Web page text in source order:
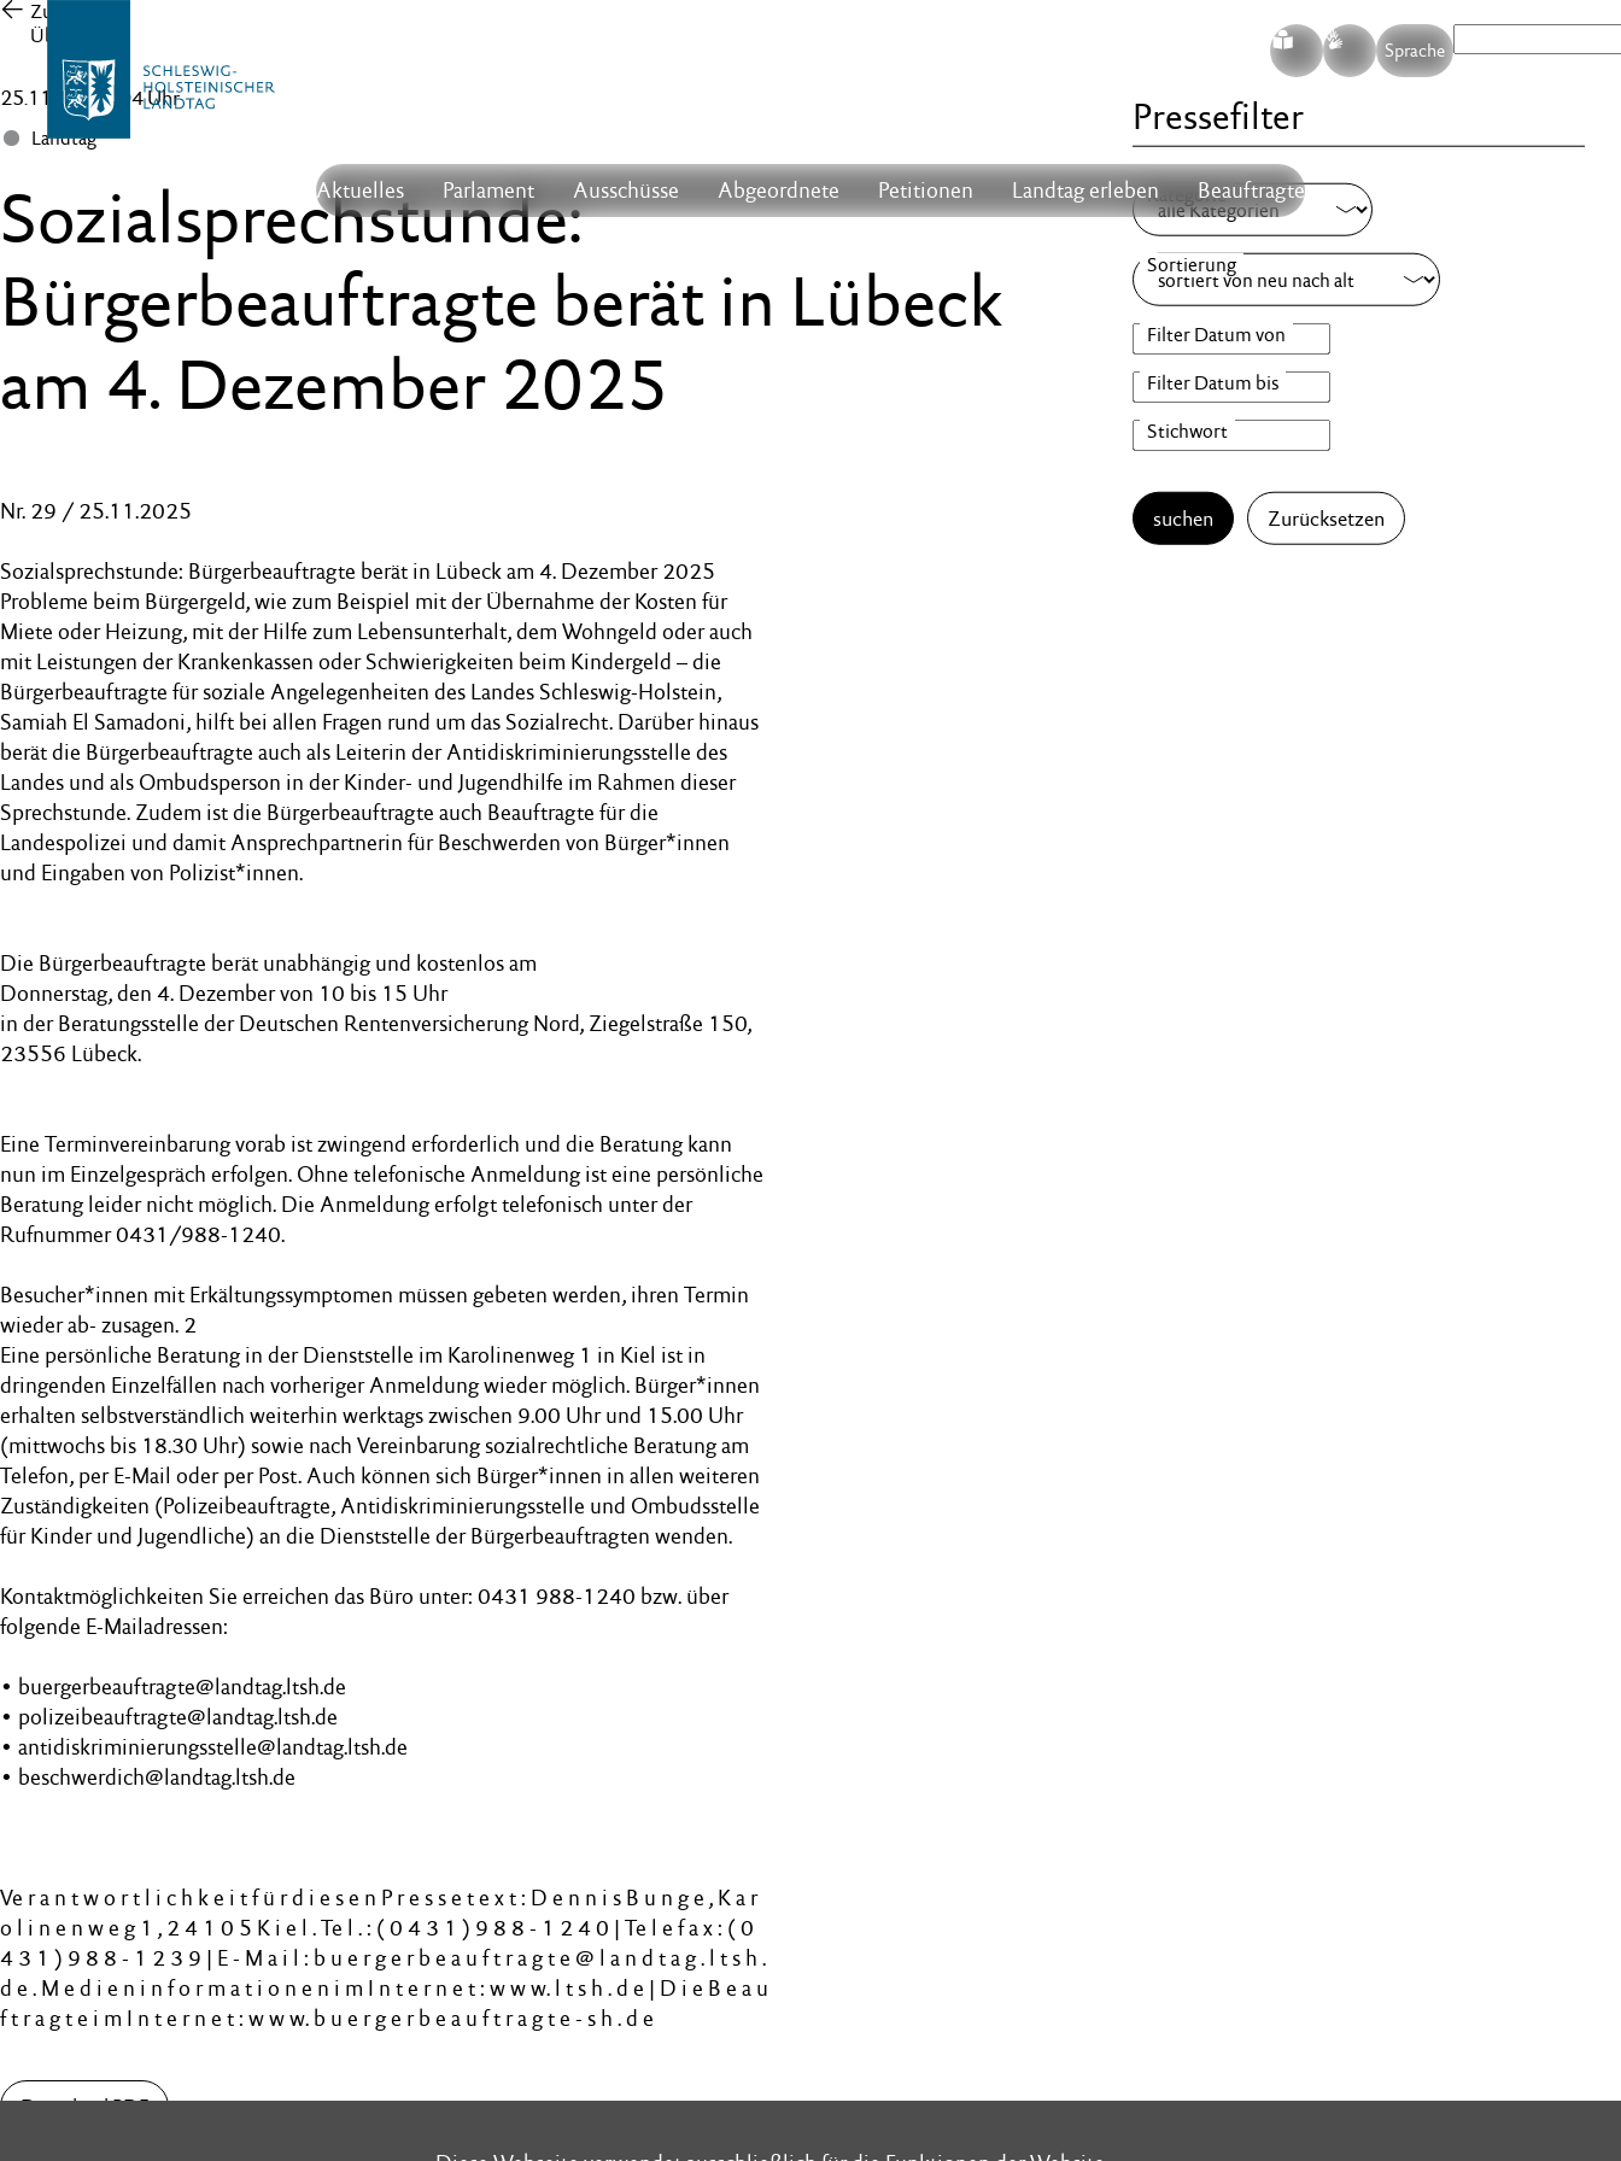
S G Sprache
Aktuelles Parlament Ausschüsse Abgeordnete Petitionen Landtag erleben Beauftragte
Zur
Übersicht
25.11.25 , 08:04 Uhr
Landtag
Sozialsprechstunde:
Bürgerbeauftragte berät in Lübeck
am 4. Dezember 2025
Nr. 29 / 25.11.2025
Sozialsprechstunde: Bürgerbeauftragte berät in Lübeck am 4. Dezember 2025
Probleme beim Bürgergeld, wie zum Beispiel mit der Übernahme der Kosten für
Miete oder Heizung, mit der Hilfe zum Lebensunterhalt, dem Wohngeld oder auch
mit Leistungen der Krankenkassen oder Schwierigkeiten beim Kindergeld – die
Bürgerbeauftragte für soziale Angelegenheiten des Landes Schleswig-Holstein,
Samiah El Samadoni, hilft bei allen Fragen rund um das Sozialrecht. Darüber hinaus
berät die Bürgerbeauftragte auch als Leiterin der Antidiskriminierungsstelle des
Landes und als Ombudsperson in der Kinder- und Jugendhilfe im Rahmen dieser
Sprechstunde. Zudem ist die Bürgerbeauftragte auch Beauftragte für die
Landespolizei und damit Ansprechpartnerin für Beschwerden von Bürger*innen
und Eingaben von Polizist*innen.
Die Bürgerbeauftragte berät unabhängig und kostenlos am
Donnerstag, den 4. Dezember von 10 bis 15 Uhr
in der Beratungsstelle der Deutschen Rentenversicherung Nord, Ziegelstraße 150,
23556 Lübeck.
Eine Terminvereinbarung vorab ist zwingend erforderlich und die Beratung kann
nun im Einzelgespräch erfolgen. Ohne telefonische Anmeldung ist eine persönliche
Beratung leider nicht möglich. Die Anmeldung erfolgt telefonisch unter der
Rufnummer 0431/988-1240.
Besucher*innen mit Erkältungssymptomen müssen gebeten werden, ihren Termin
wieder ab- zusagen. 2
Eine persönliche Beratung in der Dienststelle im Karolinenweg 1 in Kiel ist in
dringenden Einzelfällen nach vorheriger Anmeldung wieder möglich. Bürger*innen
erhalten selbstverständlich weiterhin werktags zwischen 9.00 Uhr und 15.00 Uhr
(mittwochs bis 18.30 Uhr) sowie nach Vereinbarung sozialrechtliche Beratung am
Telefon, per E-Mail oder per Post. Auch können sich Bürger*innen in allen weiteren
Zuständigkeiten (Polizeibeauftragte, Antidiskriminierungsstelle und Ombudsstelle
für Kinder und Jugendliche) an die Dienststelle der Bürgerbeauftragten wenden.
Kontaktmöglichkeiten Sie erreichen das Büro unter: 0431 988-1240 bzw. über
folgende E-Mailadressen:
• buergerbeauftragte@landtag.ltsh.de
• polizeibeauftragte@landtag.ltsh.de
• antidiskriminierungsstelle@landtag.ltsh.de
• beschwerdich@landtag.ltsh.de
Ve r a n t w o r t l i c h k e i t f ü r d i e s e n P r e s s e t e x t : D e n n i s B u n g e , K a r
o l i n e n w e g 1 , 2 4 1 0 5 K i e l . Te l . : ( 0 4 3 1 ) 9 8 8 - 1 2 4 0 | Te l e f a x : ( 0
4 3 1 ) 9 8 8 - 1 2 3 9 | E - M a i l : b u e r g e r b e a u f t r a g t e @ l a n d t a g . l t s h .
d e . M e d i e n i n f o r m a t i o n e n i m I n t e r n e t : w w w. l t s h . d e | D i e B e a u
f t r a g t e i m I n t e r n e t : w w w. b u e r g e r b e a u f t r a g t e - s h . d e
Download PDF
Pressefilter
suchen Zurücksetzen